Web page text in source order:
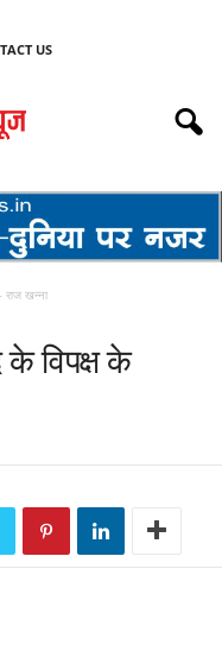
US
राज खन्ना
के विपक्ष के